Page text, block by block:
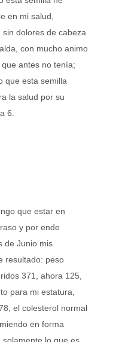
en mi salud,
dolores de cabeza
con mucho animo
antes no tenía;
que esta semilla
la salud por su
6.
que estar en
y por ende
de Junio mis
resultado: peso
371, ahora 125,
para mi estatura,
el colesterol normal
en forma